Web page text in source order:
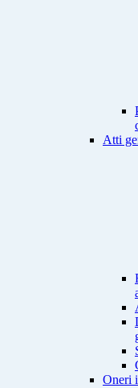
Atti
Oneri